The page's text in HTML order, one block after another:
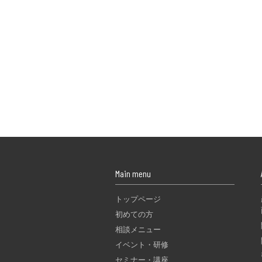
Main menu
トップページ
初めての方
相談メニュー
イベント・研修
セミナー・講座